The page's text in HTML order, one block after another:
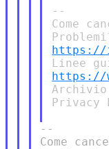
--
Come
https://
https://
Privacy
--
Come